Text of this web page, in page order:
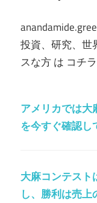
投資、研究、世
スな方 は コチ
アメリカでは大
を今すぐ確認し
大麻コンテスト
し、勝利は売